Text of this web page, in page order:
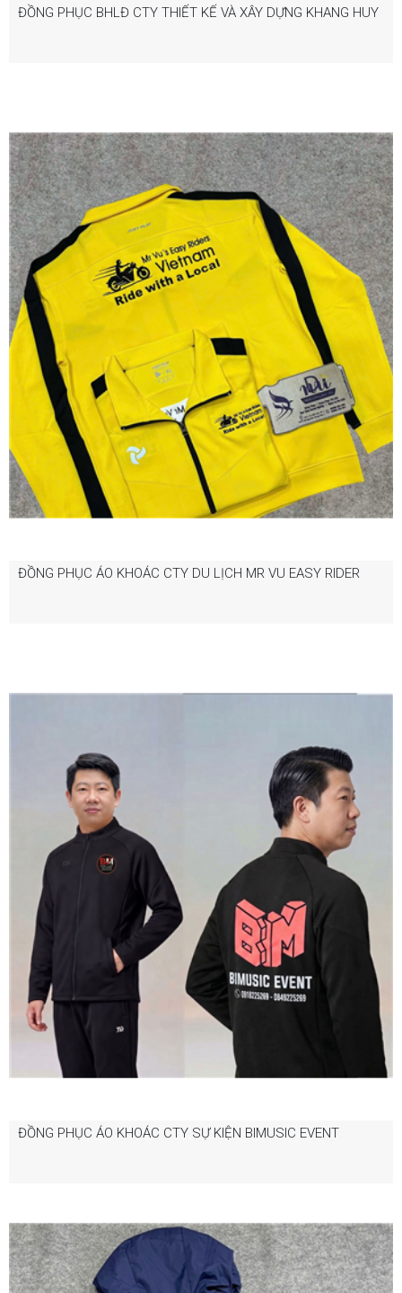
ĐỒNG PHỤC BHLĐ CTY THIẾT KẾ VÀ XÂY DỰNG KHANG HUY
ĐỒNG PHỤC ÁO KHOÁC CTY DU LỊCH MR VU EASY RIDER
ĐỒNG PHỤC ÁO KHOÁC CTY SỰ KIỆN BIMUSIC EVENT